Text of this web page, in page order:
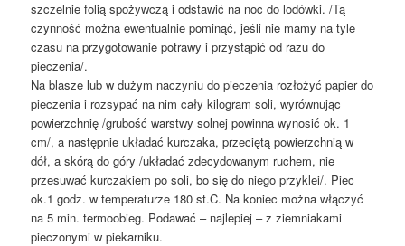
szczelnie folią spożywczą i odstawić na noc do lodówki. /Tą
czynność można ewentualnie pominąć, jeśli nie mamy na tyle
czasu na przygotowanie potrawy i przystąpić od razu do
pieczenia/.
Na blasze lub w dużym naczyniu do pieczenia rozłożyć papier do
pieczenia i rozsypać na nim cały kilogram soli, wyrównując
powierzchnię /grubość warstwy solnej powinna wynosić ok. 1
cm/, a następnie układać kurczaka, przeciętą powierzchnią w
dół, a skórą do góry /układać zdecydowanym ruchem, nie
przesuwać kurczakiem po soli, bo się do niego przyklei/. Piec
ok.1 godz. w temperaturze 180 st.C. Na koniec można włączyć
na 5 min. termoobieg. Podawać – najlepiej – z ziemniakami
pieczonymi w piekarniku.